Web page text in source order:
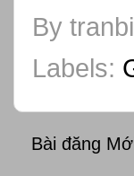
By
Labels:
Bài đăng